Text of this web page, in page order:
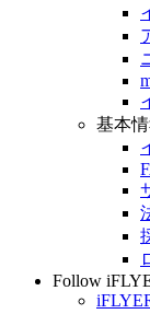
基本
Follow